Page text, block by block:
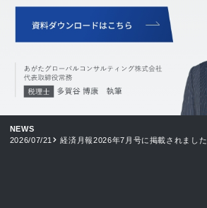
NEWS
2026/07/21
経済月報2026年7月号に掲載されました